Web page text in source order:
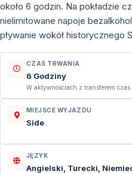
około 6 godzin. Na pokładzie
nielimitowane napoje
pływanie wokół historycznego
CZAS TRWANIA
6 Godziny
W aktywnościach z transferem
MIEJSCE WYJAZDU
Side
JĘZYK
Angielski, Turecki,